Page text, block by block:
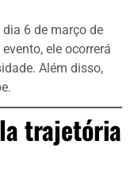
6 de março de
ele ocorrerá
Além disso,
trajetória